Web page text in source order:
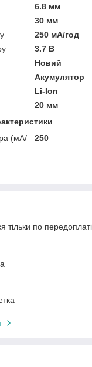
6.8 мм
30 мм
250 мА/год
3.7 В
Новий
Акумулятор
Li-Ion
20 мм
(мА/
250
тільки по